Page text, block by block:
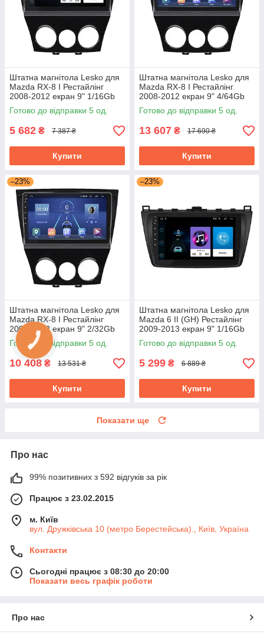
Штатна магнітола Lesko для
Mazda RX-8 I Рестайлінг
2008-2012 екран 9" 1/16Gb
Wi-Fi GPS Base
Готово до відправки 5 од.
5 682 ₴ 7 387 ₴
Купити
Штатна магнітола Lesko для
Mazda RX-8 I Рестайлінг
2008-2012 екран 9" 4/64Gb
4G Wi-Fi GPS Top
Готово до відправки 5 од.
13 607 ₴ 17 690 ₴
Купити
–23%
Штатна магнітола Lesko для
Mazda RX-8 I Рестайлінг
2008-2012 екран 9" 2/32Gb
4G Wi-Fi GPS Top Мазда
Готово до відправки 5 од.
10 408 ₴ 13 531 ₴
Купити
–23%
Штатна магнітола Lesko для
Mazda 6 II (GH) Рестайлінг
2009-2013 екран 9" 1/16Gb
Wi-Fi Base Андроїд Мазда
Готово до відправки 5 од.
5 299 ₴ 6 889 ₴
Купити
Показати ще
Про нас
99% позитивних з 592 відгуків за рік
Працює з 23.02.2015
м. Київ
вул. Дружківська 10 (метро Берестейська)., Київ, Україна
Контакти
Сьогодні працює з 08:30 до 20:00
Показати весь графік роботи
Про нас